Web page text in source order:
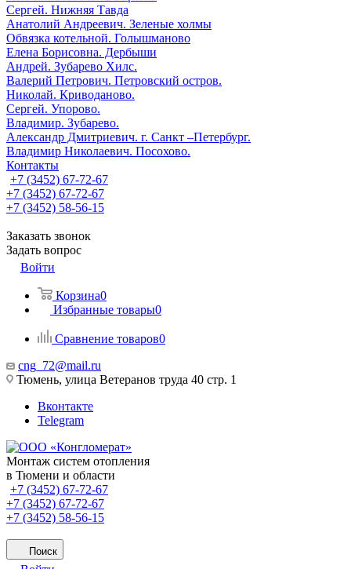
Сергей. Нижняя Тавда
Анатолий Андреевич. Зеленые холмы
Обвязка котельной. Голышманово
Елена Борисовна. Дербыши
Андрей. Зубарево Хилс.
Валерий Петрович. Петровский остров.
Николай. Криводаново.
Сергей. Упорово.
Владимир. Зубарево.
Александр Дмитриевич. г. Санкт –Петербург.
Владимир Николаевич. Посохово.
Контакты
+7 (3452) 67-72-67
+7 (3452) 67-72-67
+7 (3452) 58-56-15
Заказать звонок
Задать вопрос
Войти
Корзина0
Избранные товары0
Сравнение товаров0
cng_72@mail.ru
Тюмень, улица Ветеранов труда 40 стр. 1
Вконтакте
Telegram
Монтаж систем отопления
в Тюмени и области
+7 (3452) 67-72-67
+7 (3452) 67-72-67
+7 (3452) 58-56-15
Поиск